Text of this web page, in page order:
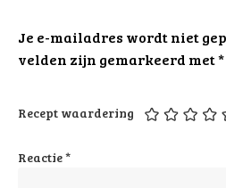
Je e-mailadres wordt niet
velden zijn gemarkeerd met*
Recept waardering
Reactie*